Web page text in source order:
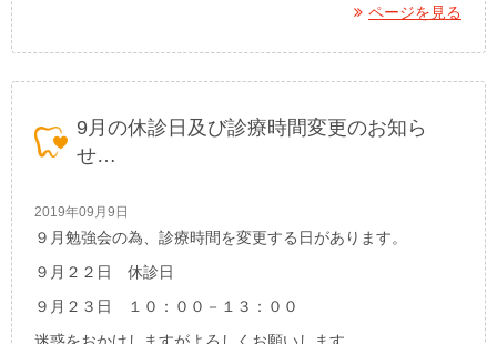
ページを見る
9月の休診日及び診療時間変更のお知ら
せ…
2019年09月9日
９月勉強会の為、診療時間を変更する日があります。
９月２２日 休診日
９月２３日 １０：００－１３：００